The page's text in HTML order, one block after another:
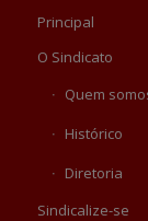
Principal
O Sindicato
Quem
Histórico
Diretoria
Sindicalize-se